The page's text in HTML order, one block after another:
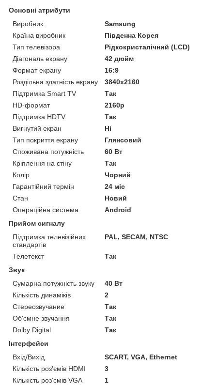
Основні атрибути
Виробник
Samsung
Країна виробник
Південна Корея
Тип телевізора
Рідкокристалічний (LCD)
Діагональ екрану
42 дюйм
Формат екрану
16:9
Роздільна здатність екрану
3840x2160
Підтримка Smart TV
Так
HD-формат
2160p
Підтримка HDTV
Так
Вигнутий екран
Ні
Тип покриття екрану
Глянсовий
Споживана потужність
60 Вт
Кріплення на стіну
Так
Колір
Чорний
Гарантійний термін
24 міс
Стан
Новий
Операційна система
Android
Прийом сигналу
Підтримка телевізійних
стандартів
PAL, SECAM, NTSC
Телетекст
Так
Звук
Сумарна потужність звуку
40 Вт
Кількість динаміків
2
Стереозвучание
Так
Об'ємне звучання
Так
Dolby Digital
Так
Інтерфейси
Вхід/Вихід
SCART, VGA, Ethernet
Кількість роз'ємів HDMI
3
Кількість роз'ємів VGA
1